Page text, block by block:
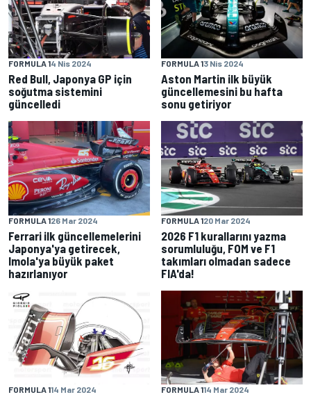
FORMULA 14 Nis 2024
Red Bull, Japonya GP için
soğutma sistemini
güncelledi
FORMULA 13 Nis 2024
Aston Martin ilk büyük
güncellemesini bu hafta
sonu getiriyor
FORMULA 126 Mar 2024
Ferrari ilk güncellemelerini
Japonya'ya getirecek,
Imola'ya büyük paket
hazırlanıyor
FORMULA 120 Mar 2024
2026 F1 kurallarını yazma
sorumluluğu, FOM ve F1
takımları olmadan sadece
FIA'da!
FORMULA 114 Mar 2024 FORMULA 114 Mar 2024